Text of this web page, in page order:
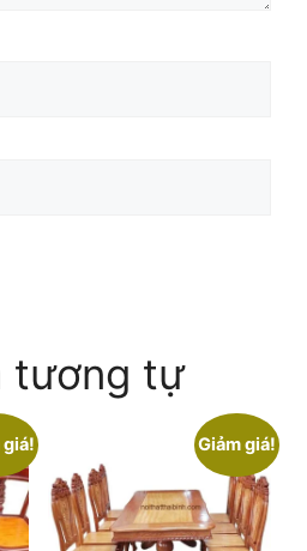
tương tự
giá! Giảm giá!